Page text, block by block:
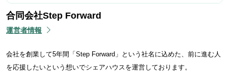
合同会社Step Forward
運営者情報
会社を創業して5年間「Step Forward」という社名に込めた、前に進む人
を応援したいという想いでシェアハウスを運営しております。